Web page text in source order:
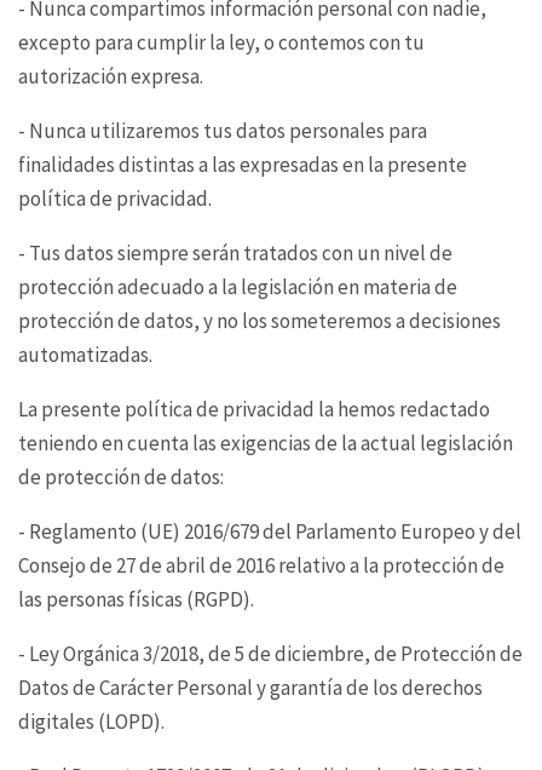
- Nunca compartimos información personal con nadie,
excepto para cumplir la ley, o contemos con tu
autorización expresa.
- Nunca utilizaremos tus datos personales para
finalidades distintas a las expresadas en la presente
política de privacidad.
- Tus datos siempre serán tratados con un nivel de
protección adecuado a la legislación en materiade
protección de datos, y no los someteremos a decisiones
automatizadas.
La presente política de privacidad la hemos redactado
teniendo en cuenta las exigencias de laactual legislación
de protección de datos:
- Reglamento (UE) 2016/679 del Parlamento Europeo y del
Consejo de 27 de abril de 2016 relativoa la protección de
las personas físicas (RGPD).
- Ley Orgánica 3/2018, de 5 de diciembre, de Protección de
Datos de Carácter Personal y garantíade los derechos
digitales (LOPD).